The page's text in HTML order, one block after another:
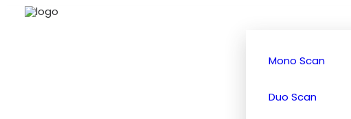
Mono Scan
Duo Scan